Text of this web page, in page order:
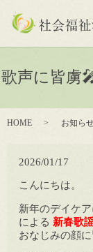
歌声に皆虜
HOME お知ら
2026/01/17
こんにちは。
新年のデイケ
による 新春歌
おなじみの顔